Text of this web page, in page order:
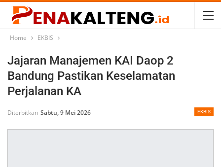
Home EKBIS
Jajaran Manajemen KAI Daop 2
Bandung Pastikan Keselamatan
Perjalanan KA
EKBIS
Diterbitkan Sabtu, 9 Mei 2026